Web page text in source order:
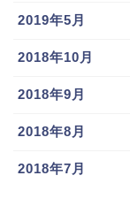
2019年5月
2018年10月
2018年9月
2018年8月
2018年7月